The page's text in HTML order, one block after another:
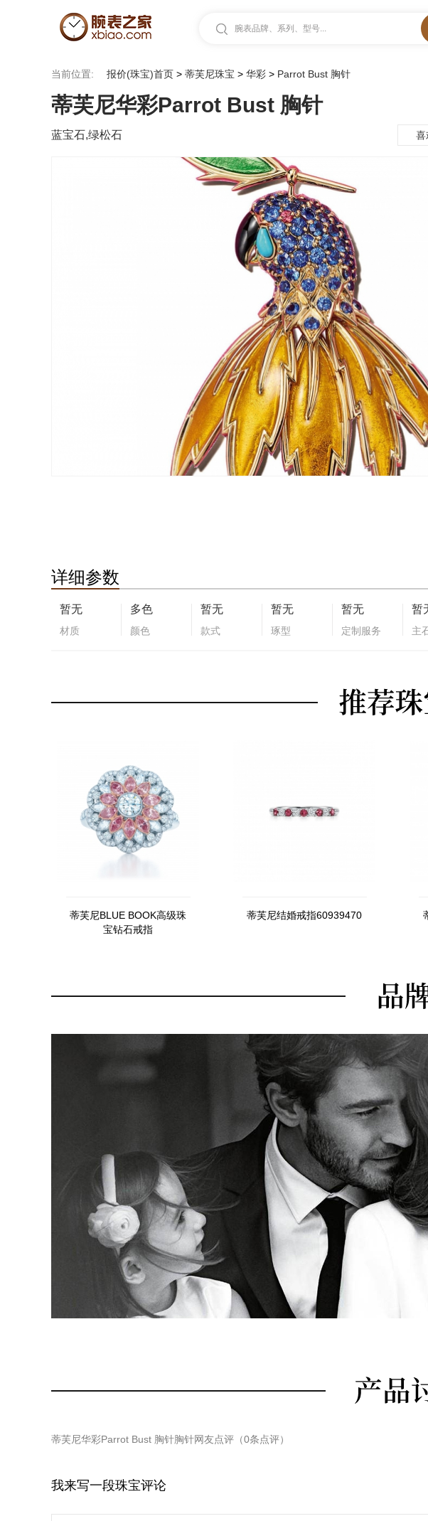
腕表品牌、系列、型号...
当前位置: 报价(珠宝)首页 > 蒂芙尼珠宝 > 华彩 > Parrot Bust 胸针
蒂芙尼华彩Parrot Bust 胸针
蓝宝石,绿松石 喜
详细参数
暂无
材质
多色
颜色
暂无
款式
暂无
琢型
暂无
定制服务
暂
主
蒂芙尼BLUE BOOK高级珠
宝钻石戒指
蒂芙尼结婚戒指60939470
蒂芙尼华彩Parrot Bust 胸针胸针网友点评（0条点评）
我来写一段珠宝评论